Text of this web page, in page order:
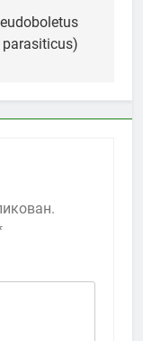
parasiticus)